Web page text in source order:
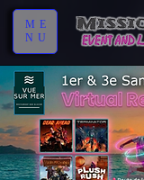
ME
NU